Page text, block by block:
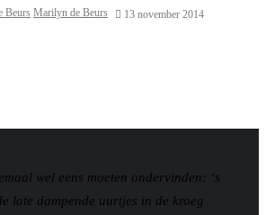
Marilyn de Beurs
13 november 2014
wel eens moeten ondervinden: ‘s
late dampende uurtjes in de kroeg